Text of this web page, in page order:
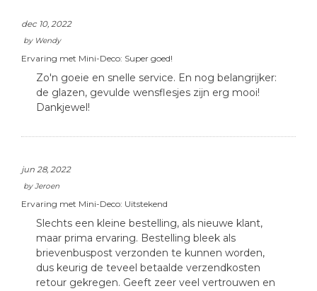
dec 10, 2022
by Wendy
Ervaring met Mini-Deco: Super goed!
Zo'n goeie en snelle service. En nog belangrijker:
de glazen, gevulde wensflesjes zijn erg mooi!
Dankjewel!
jun 28, 2022
byJeroen
Ervaring met Mini-Deco: Uitstekend
Slechts een kleine bestelling, als nieuwe klant,
maar prima ervaring. Bestelling bleek als
brievenbuspost verzonden te kunnen worden,
dus keurig de teveel betaalde verzendkosten
retour gekregen. Geeft zeer veel vertrouwen en